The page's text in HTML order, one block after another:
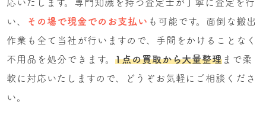
応いたします。専門知識を持つ査定士が丁寧に査定を行
い、
その場で現金でのお支払い も可能です。面倒な搬出
作業も全て当社が行いますので、手間をかけることなく
不用品を処分できます。 1点の買取から大量整理 まで柔
軟に対応いたしますので、どうぞお気軽にご相談くださ
い。